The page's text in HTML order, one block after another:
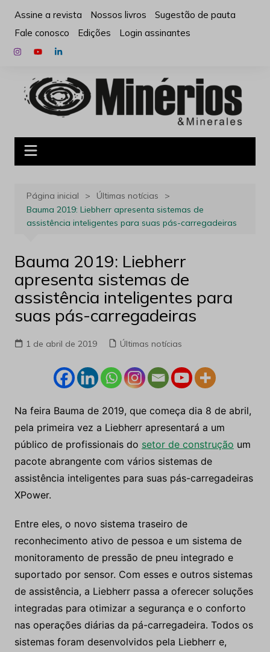
para
conteúdo
Assine a revista Nossos livros
Sugestão de pauta
Fale conosco
Edições Login assinantes
Página inicial
Últimas notícias
Bauma 2019: Liebherr apresenta sistemas de
assistência inteligentes para suas pás-carregadeiras
Bauma 2019: Liebherr
apresenta sistemas de
assistência inteligentes para
suas pás-carregadeiras
1 de abril de 2019 Últimas notícias
Na feira Bauma de 2019, que começa dia 8 de abril,
pela primeira vez a Liebherr apresentará a um
público de profissionais do setor de construção um
pacote abrangente com vários sistemas de
assistência inteligentes para suas pás-carregadeiras
XPower.
Entre eles, o novo sistema traseiro de
reconhecimento ativo de pessoa e um sistema de
monitoramento de pressão de pneu integrado e
suportado por sensor. Com esses e outros sistemas
de assistência, a Liebherr passa a oferecer soluções
integradas para otimizar a segurança e o conforto
nas operações diárias da pá-carregadeira. Todos os
sistemas foram desenvolvidos pela Liebherr e,